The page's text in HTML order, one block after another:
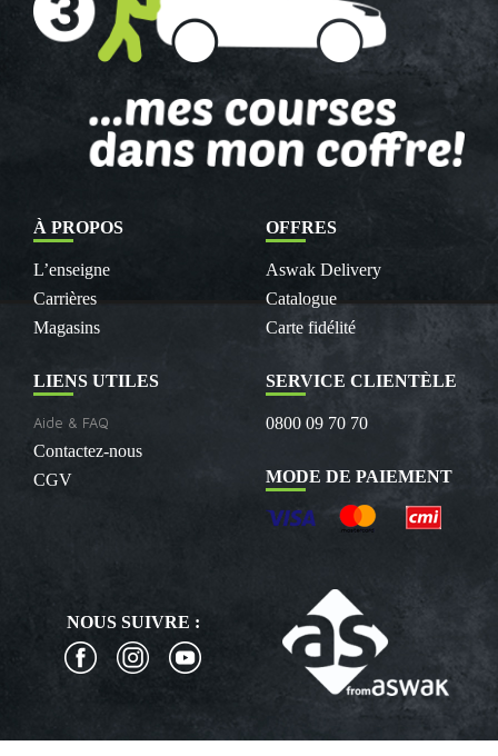
À PROPOS
L’enseigne
Carrières
Magasins
OFFRES
Aswak Delivery
Catalogue
Carte fidélité
LIENS UTILES
Aide & FAQ
Contactez-nous
CGV
SERVICE CLIENTÈLE
0800 09 70 70
MODE DE PAIEMENT
NOUS SUIVRE :